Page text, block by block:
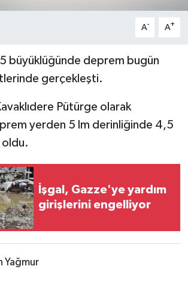
A- A+
büyüklüğünde deprem bugün
gerçekleşti.
Pütürge olarak
yerden 5 lm derinliğinde 4,5
oldu.
İşgal, Gazze'ye yardım
girişlerini engelliyor
Yağmur